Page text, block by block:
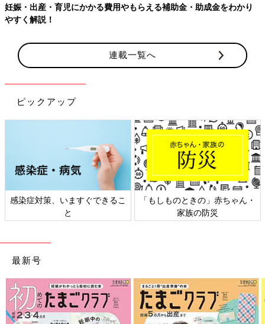
育児にかかる費用やもらえる補助金・助成金をわかり
【ワクチ
連載一覧へ
ピックアップ
感染症対策、いますぐできるこ
と
「もしものときの」赤ちゃん・
家族の防災
最新号